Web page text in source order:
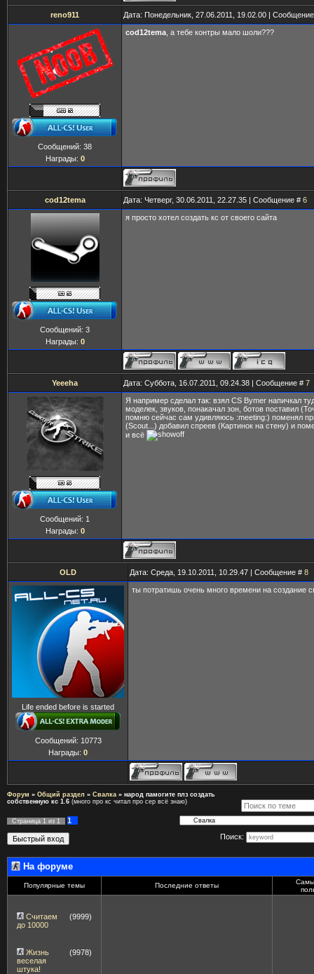
reno911 Дата: Понедельник, 27.06.2011, 19.02.00 |
Сообщений: 38
Награды: 0
cod12tema , а тебе контры мало шоли???
cod12tema Дата: Четверг, 30.06.2011, 22.27.35 | Сообщение # 6
Сообщений: 3
Награды: 0
я просто хотел создать кс от своего сайта
Yeeeha Дата: Суббота, 16.07.2011, 09.24.38 | Сообщение # 7
Сообщений: 1
Награды: 0
Я например сделал так: взял CS Bymer напичкал
моделек, звуков, понакачал зон, ботов поставил
помню сейчас сам удивляюсь :meeting:) поменял
(Scout...) добавил спреев (Картинок на стену) и
и всё
OLD Дата: Среда, 19.10.2011, 10.29.47 | Сообщение # 8
Life ended before is started
Сообщений: 10773
Награды: 0
ты потратишь очень много времени на создание
Форум » Общий раздел » Свалка » народ памогите плз создать
собственную кс 1.6 (много про кс читал про сер всё знаю)
Страница 1 из 1
1
Поиск:
На форуме
Популярные темы Последние ответы
Считаем
до 10000
(9999)
Жизнь
веселая
штука!
(9978)